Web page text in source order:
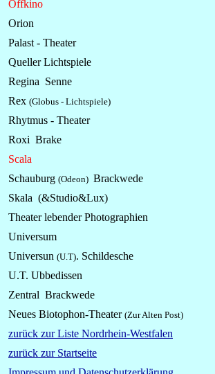
Offkino
Orion
Palast - Theater
Queller Lichtspiele
Regina Senne
Rex (Globus - Lichtspiele)
Rhytmus - Theater
Roxi Brake
Scala
Schauburg (Odeon) Brackwede
Skala (&Studio&Lux)
Theater lebender Photographien
Universum
Universun (U.T). Schildesche
U.T. Ubbedissen
Zentral Brackwede
Neues Biotophon-Theater (Zur Alten Post)
zurück zur Liste Nordrhein-Westfalen
zurück zur Startseite